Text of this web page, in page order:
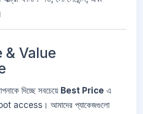
& Value
দিচ্ছে সবচেয়ে Best Price এ
access। আমাদের প্যাকেজগুলো